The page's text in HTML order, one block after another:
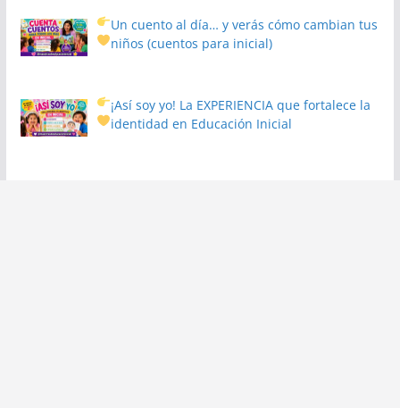
Un cuento al día… y verás cómo cambian tus
niños(cuentos para inicial)
¡Así soy yo! La EXPERIENCIA que fortalece la
identidad en Educación Inicial